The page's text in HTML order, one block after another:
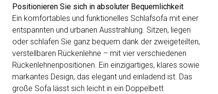
Positionieren Sie sich in absoluter Bequemlichkeit
Ein komfortables und funktionelles Schlafsofa mit einer
entspannten und urbanen Ausstrahlung. Sitzen, liegen
oder schlafen Sie ganz bequem dank der zweigeteilten,
verstellbaren Rückenlehne – mit vier verschiedenen
Rückenlehnenpositionen. Ein einzigartiges, klares sowie
markantes Design, das elegant und einladend ist. Das
große Sofa lässt sich leicht in ein Doppelbett